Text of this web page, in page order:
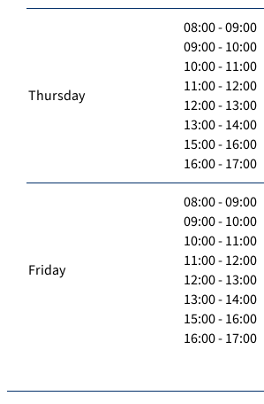
Thursday
08:00 - 09:00
09:00 - 10:00
10:00 - 11:00
11:00 - 12:00
12:00 - 13:00
13:00 - 14:00
15:00 - 16:00
16:00 - 17:00
Friday
08:00 - 09:00
09:00 - 10:00
10:00 - 11:00
11:00 - 12:00
12:00 - 13:00
13:00 - 14:00
15:00 - 16:00
16:00 - 17:00